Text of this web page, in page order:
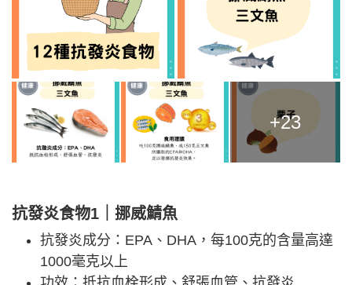
+23
抗發炎食物1｜挪威鯖魚
抗發炎成分：EPA、DHA，每100克的含量高達
1000毫克以上